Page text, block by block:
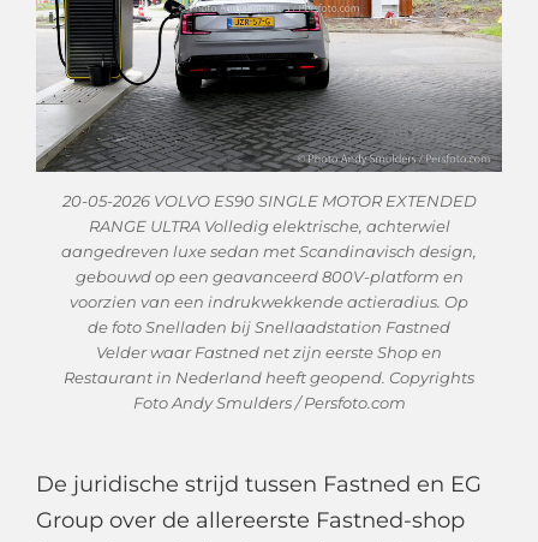
20-05-2026 VOLVO ES90 SINGLE MOTOR EXTENDED
RANGE ULTRA Volledig elektrische, achterwiel
aangedreven luxe sedan met Scandinavisch design,
gebouwd op een geavanceerd 800V-platform en
voorzien van een indrukwekkende actieradius. Op
de foto Snelladen bij Snellaadstation Fastned
Velder waar Fastned net zijn eerste Shop en
Restaurant in Nederland heeft geopend. Copyrights
Foto Andy Smulders / Persfoto.com
De juridische strijd tussen Fastned en EG
Group over de allereerste Fastned-shop